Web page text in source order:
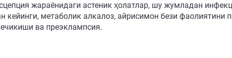
жараёнидаги астеник ҳолатлар, шу жумладан
кейинги, метаболик алкалоз, айрисимон бези фаолиятини
ва преэклампсия.